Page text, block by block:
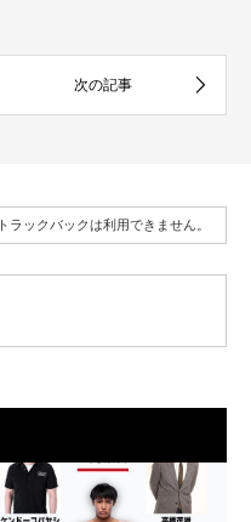
トラックバックは利用できません。